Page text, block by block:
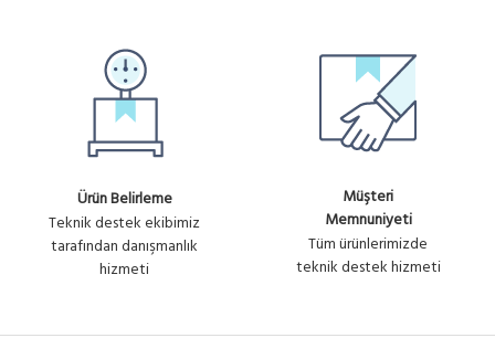
GXM-16IA PLC Genişleme
Modülü
U1935
Ürün Belirleme
Teknik destek ekibimiz
tarafından danışmanlık
hizmeti
Müşteri
Memnuniyeti
Tüm ürünlerimizde
teknik destek hizmeti